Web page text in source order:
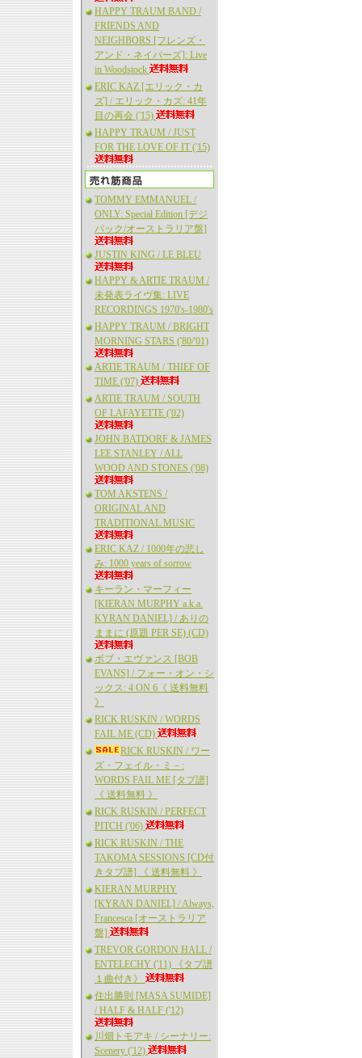
HAPPY TRAUM BAND /
FRIENDS AND
NEIGHBORS [フレンズ・
アンド・ネイバーズ]: Live
in Woodstock
ERIC KAZ [エリック・カ
ズ] / エリック・カズ: 41年
目の再会 ('15)
HAPPY TRAUM / JUST
FOR THE LOVE OF IT ('15)
TOMMY EMMANUEL /
ONLY: Special Edition [デジ
パック/オーストラリア盤]
JUSTIN KING / LE BLEU
HAPPY & ARTIE TRAUM /
未発表ライヴ集: LIVE
RECORDINGS 1970's-1980's
HAPPY TRAUM / BRIGHT
MORNING STARS ('80/'01)
ARTIE TRAUM / THIEF OF
TIME ('07)
ARTIE TRAUM / SOUTH
OF LAFAYETTE ('02)
JOHN BATDORF & JAMES
LEE STANLEY / ALL
WOOD AND STONES ('08)
TOM AKSTENS /
ORIGINAL AND
TRADITIONAL MUSIC
ERIC KAZ / 1000年の悲し
み: 1000 years of sorrow
キーラン・マーフィー
[KIERAN MURPHY a.k.a.
KYRAN DANIEL] / ありの
ままに (原題 PER SE) (CD)
ボブ・エヴァンス [BOB
EVANS] / フォー・オン・シ
ックス: 4 ON 6《 送料無料
》
RICK RUSKIN / WORDS
FAIL ME (CD)
RICK RUSKIN / ワー
ズ・フェイル・ミ－:
WORDS FAIL ME [タブ譜]
《 送料無料 》
RICK RUSKIN / PERFECT
PITCH ('06)
RICK RUSKIN / THE
TAKOMA SESSIONS [CD付
きタブ譜] 《 送料無料 》
KIERAN MURPHY
[KYRAN DANIEL] / Always,
Francesca [オーストラリア
盤]
TREVOR GORDON HALL /
ENTELECHY ('11) 《タブ譜
１曲付き》
住出勝則 [MASA SUMIDE]
/ HALF & HALF ('12)
川畑トモアキ / シーナリー:
Scenery ('12)